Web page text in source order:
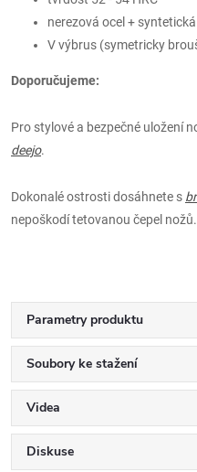
nerezová ocel +
V výbrus (symetricky
Doporučujeme:
Pro stylové a bezpečné uložení
deejo.
Dokonalé ostrosti dosáhnete s
nepoškodí tetovanou čepel nožů.
Parametry produktu
Soubory ke stažení
Videa
Diskuse